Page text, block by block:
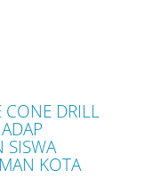
CONE DRILL
SISWA
KOTA